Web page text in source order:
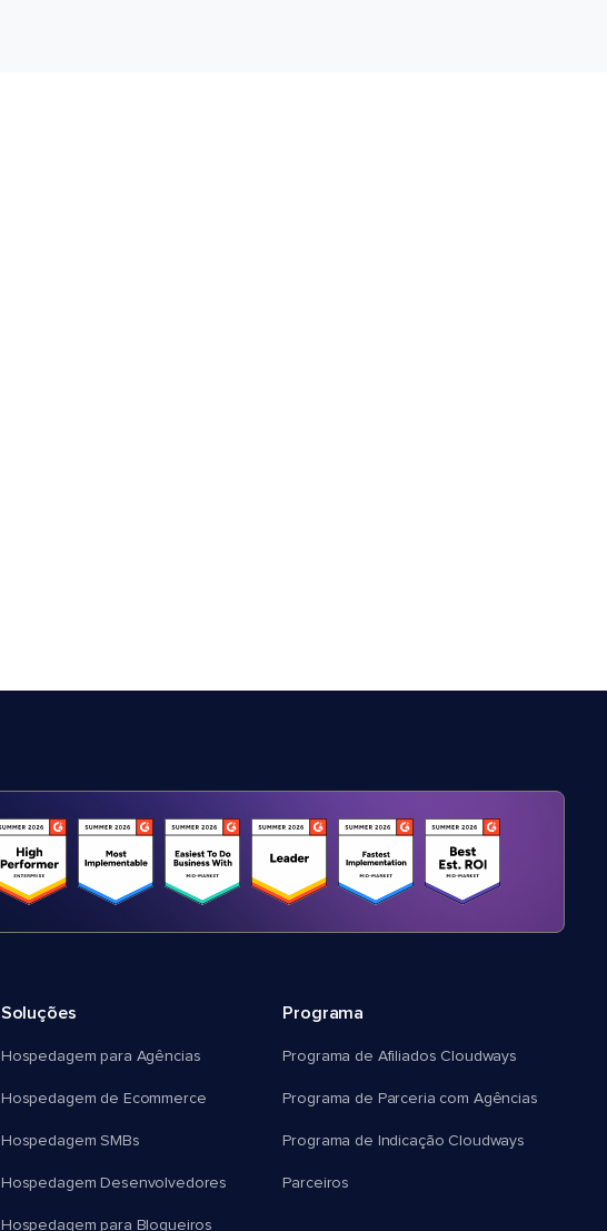
Soluções
Hospedagem para Agências
Hospedagem de Ecommerce
Hospedagem SMBs
Hospedagem Desenvolvedores
Hospedagem para Blogueiros
Programa
Programa de Afiliados Cloudways
Programa de Parceria com Agências
Programa de Indicação Cloudways
Parceiros